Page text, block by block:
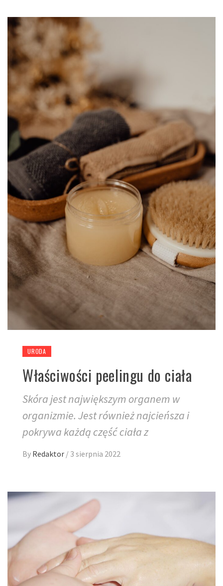
URODA
Właściwości peelingu do ciała
Skóra jest największym organem w
organizmie. Jest również najcieńsza i
pokrywa każdą część ciała z
By Redaktor / 3 sierpnia 2022